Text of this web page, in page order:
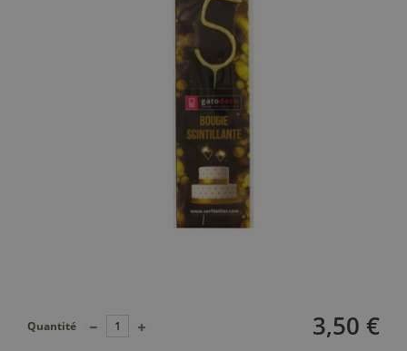
3,50 €
Quantité